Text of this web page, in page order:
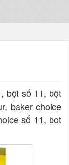
bột số 11, bột
baker choice
số 11, bot